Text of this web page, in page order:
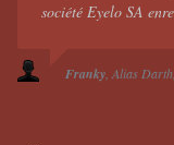
société Eyelo SA
Franky Alias Darth